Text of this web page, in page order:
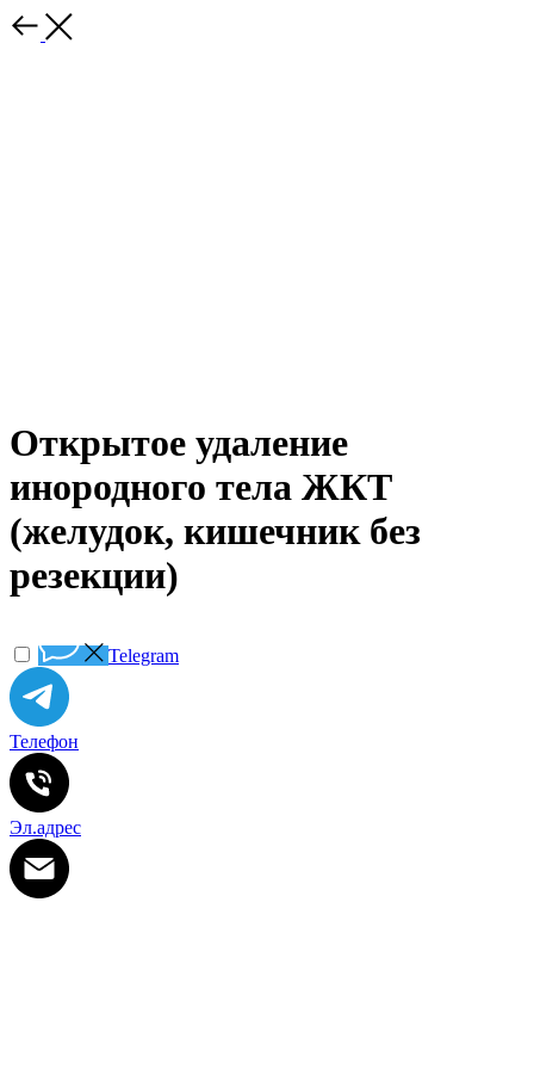
Открытое удаление
инородного тела ЖКТ
(желудок, кишечник без
резекции)
Telegram
Телефон
Эл.адрес